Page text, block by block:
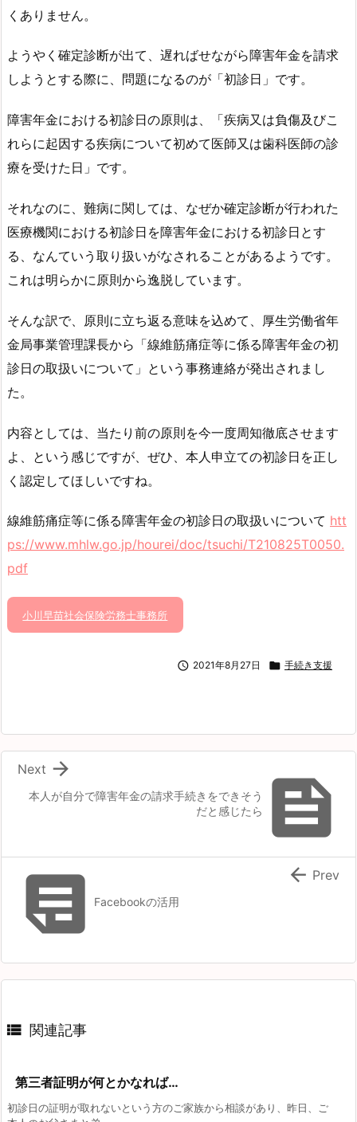
くありません。
ようやく確定診断が出て、遅ればせながら障害年金を請求
しようとする際に、問題になるのが「初診日」です。
障害年金における初診日の原則は、「疾病又は負傷及びこ
れらに起因する疾病について初めて医師又は歯科医師の診
療を受けた日」です。
それなのに、難病に関しては、なぜか確定診断が行われた
医療機関における初診日を障害年金における初診日とす
る、なんていう取り扱いがなされることがあるようです。
これは明らかに原則から逸脱しています。
そんな訳で、原則に立ち返る意味を込めて、厚生労働省年
金局事業管理課長から「線維筋痛症等に係る障害年金の初
診日の取扱いについて」という事務連絡が発出されまし
た。
内容としては、当たり前の原則を今一度周知徹底させます
よ、という感じですが、ぜひ、本人申立ての初診日を正し
く認定してほしいですね。
線維筋痛症等に係る障害年金の初診日の取扱いについて htt
ps://www.mhlw.go.jp/hourei/doc/tsuchi/T210825T0050.
pdf
小川早苗社会保険労務士事務所
 2021年8月27日  手続き支援

本人が自分で障害年金の請求手続きをできそう
だと感じたら

Next
Facebookの活用
 Prev
 関連記事
第三者証明が何とかなれば…
初診日の証明が取れないという方のご家族から相談があり、昨日、ご